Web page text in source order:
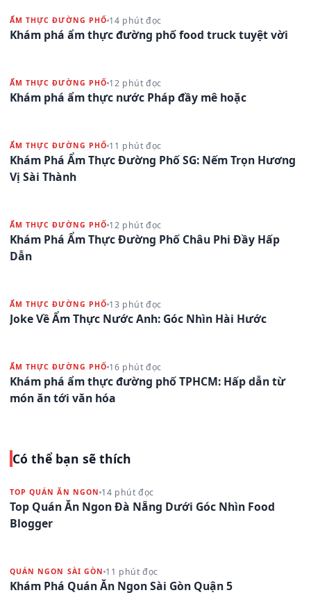
ẨM THỰC ĐƯỜNG PHỐ 14 phút đọc
Khám phá ẩm thực đường phố food truck tuyệt vời
ẨM THỰC ĐƯỜNG PHỐ 12 phút đọc
Khám phá ẩm thực nước Pháp đầy mê hoặc
ẨM THỰC ĐƯỜNG PHỐ 11 phút đọc
Khám Phá Ẩm Thực Đường Phố SG: Nếm Trọn Hương
Vị Sài Thành
ẨM THỰC ĐƯỜNG PHỐ 12 phút đọc
Khám Phá Ẩm Thực Đường Phố Châu Phi Đầy Hấp
Dẫn
ẨM THỰC ĐƯỜNG PHỐ 13 phút đọc
Joke Về Ẩm Thực Nước Anh: Góc Nhìn Hài Hước
ẨM THỰC ĐƯỜNG PHỐ 16 phút đọc
Khám phá ẩm thực đường phố TPHCM: Hấp dẫn từ
món ăn tới văn hóa
Có thể bạn sẽ thích
TOP QUÁN ĂN NGON 14 phút đọc
Top Quán Ăn Ngon Đà Nẵng Dưới Góc Nhìn Food
Blogger
QUÁN NGON SÀI GÒN 11 phút đọc
Khám Phá Quán Ăn Ngon Sài Gòn Quận 5